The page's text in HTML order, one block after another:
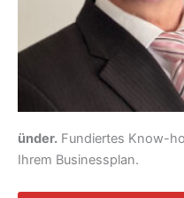
ünder. Fundiertes Know-
Ihrem Businessplan.